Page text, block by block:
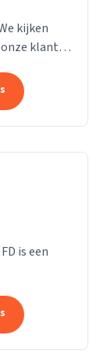
kijken
klanten
ons
is een